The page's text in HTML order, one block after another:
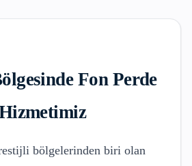
Fon Perde
bölgelerinden biri olan